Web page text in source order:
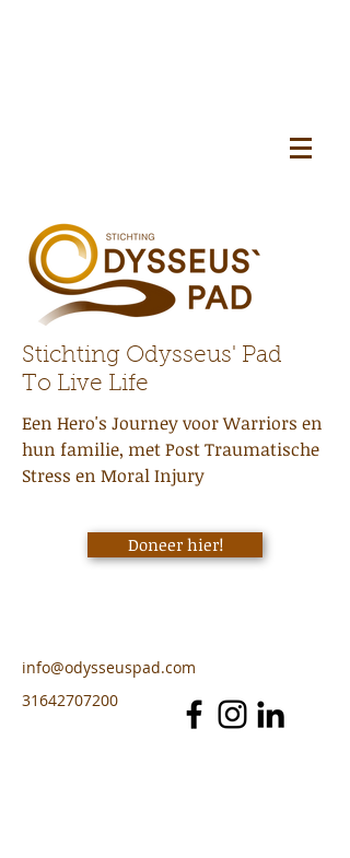
Stichting Odysseus' Pad
To Live Life
Een Hero's Journey voor Warriors en
hun familie, met Post Traumatische
Stress en Moral Injury
Doneer hier!
info@odysseuspad.com
31642707200